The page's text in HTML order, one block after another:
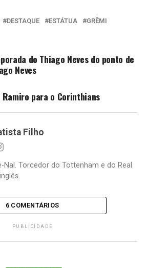
DESTAQUE ESTÁTUA
GRÊMI
do Thiago Neves do ponto de
Neves
Ramiro para o Corinthians
Filho
Nal. Torcedor do Tottenham e do Real
6 COMENTÁRIOS
PUBLICIDADE